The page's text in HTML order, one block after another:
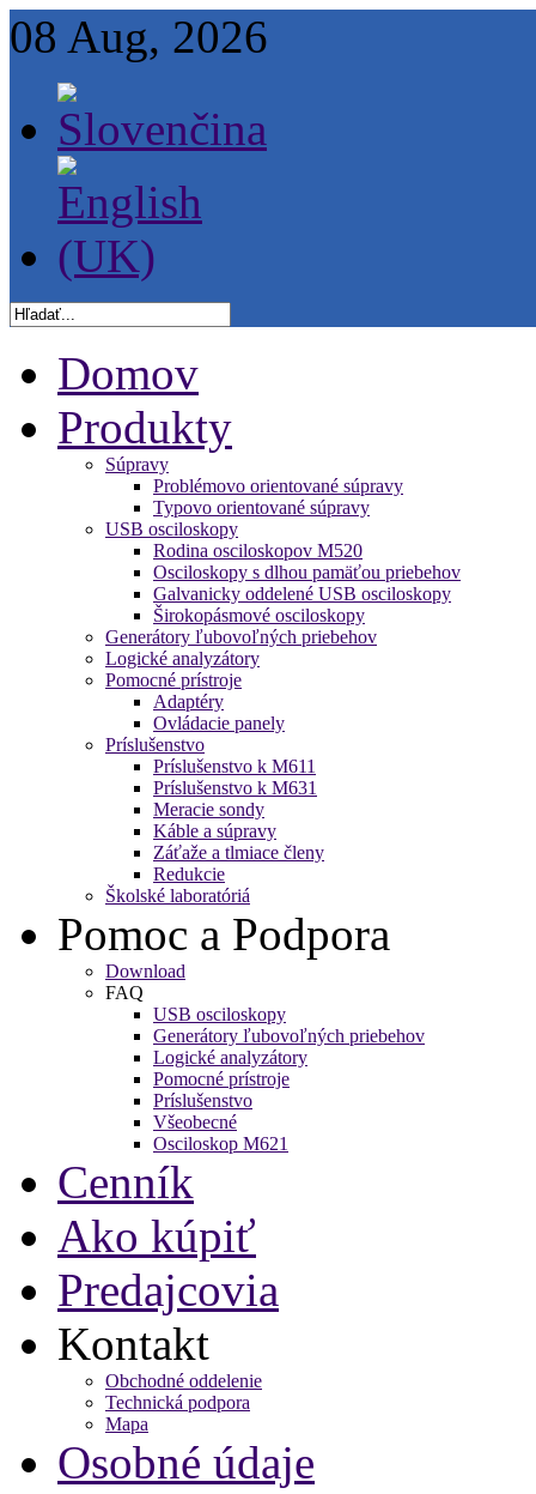
08 Aug, 2026
Domov
Produkty
Súpravy
Problémovo orientované súpravy
Typovo orientované súpravy
USB osciloskopy
Rodina osciloskopov M520
Osciloskopy s dlhou pamäťou priebehov
Galvanicky oddelené USB osciloskopy
Širokopásmové osciloskopy
Generátory ľubovoľných priebehov
Logické analyzátory
Pomocné prístroje
Adaptéry
Ovládacie panely
Príslušenstvo
Príslušenstvo k M611
Príslušenstvo k M631
Meracie sondy
Káble a súpravy
Záťaže a tlmiace členy
Redukcie
Školské laboratóriá
Pomoc a Podpora
Download
FAQ
USB osciloskopy
Generátory ľubovoľných priebehov
Logické analyzátory
Pomocné prístroje
Príslušenstvo
Všeobecné
Osciloskop M621
Cenník
Ako kúpiť
Predajcovia
Kontakt
Obchodné oddelenie
Technická podpora
Mapa
Osobné údaje